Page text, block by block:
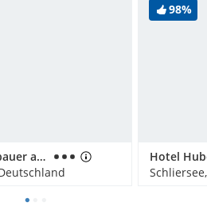
Der Anderlbauer am See
98%
Hotel